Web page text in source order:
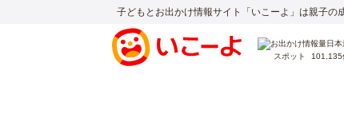
子どもとお出かけ情報サイト「いこーよ」は親子の
スポット 101,135